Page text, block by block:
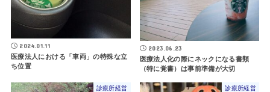
2024.01.11
医療法人における「車両」の特殊な立
ち位置
2023.06.23
医療法人化の際にネックになる書類
（特に覚書）は事前準備が大切
診療所経営 診療所経営